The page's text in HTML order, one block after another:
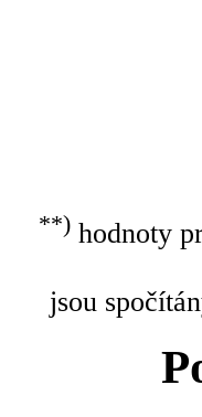
**)hodnoty
jsou